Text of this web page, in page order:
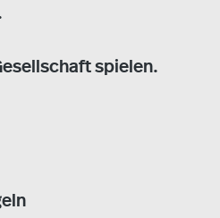
spielen.